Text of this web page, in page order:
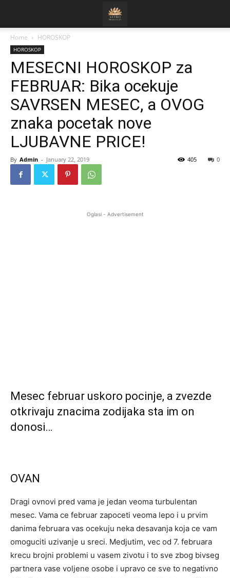
Home HOROSKOP
HOROSKOP
MESECNI HOROSKOP za
FEBRUAR: Bika ocekuje
SAVRSEN MESEC, a OVOG
znaka pocetak nove
LJUBAVNE PRICE!
By Admin - January 22, 2019 0
405
Oglasi - Advertisement
Mesec februar uskoro pocinje, a zvezde
otkrivaju znacima zodijaka sta im on
donosi…
OVAN
Dragi ovnovi pred vama je jedan veoma turbulentan
mesec. Vama ce februar zapoceti veoma lepo i u prvim
danima februara vas ocekuju neka desavanja koja ce vam
omoguciti uzivanje u sreci. Medjutim, vec od 7. februara
krecu brojni problemi u vasem zivotu i to sve zbog bivseg
partnera vase voljene osobe i upravo ce sve to negativno